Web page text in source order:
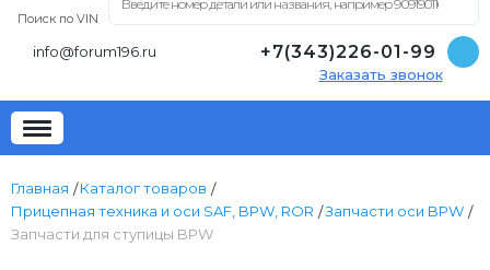
Поиск по VIN
info@forum196.ru +7(343)226-01-99
Заказать звонок
Главная
Каталог товаров
Прицепная техника и оси SAF, BPW, ROR
Запчасти оси BPW
Запчасти для ступицы BPW